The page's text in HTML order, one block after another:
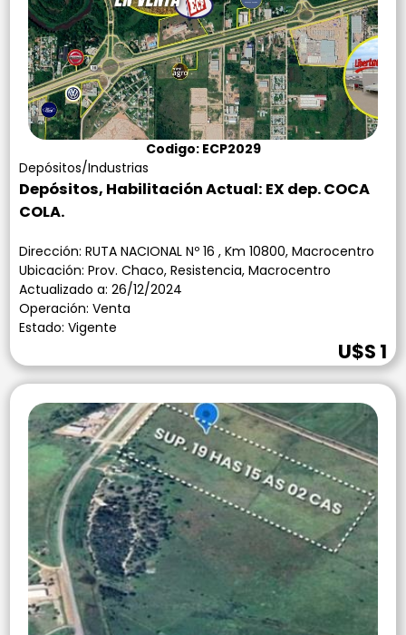
Codigo: ECP2029
Depósitos/Industrias
Depósitos, Habilitación Actual: EX dep. COCA
COLA.
Dirección: RUTA NACIONAL Nº 16 , Km 10800, Macrocentro
Ubicación: Prov. Chaco, Resistencia, Macrocentro
Actualizado a: 26/12/2024
Operación: Venta
Estado: Vigente
U$S 1